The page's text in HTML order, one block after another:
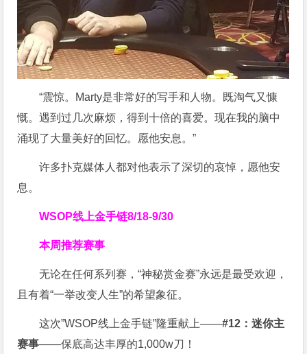
“震惊。Marty是非常好的写手和人物。既淘气又慷
慨。遇到过几次麻烦，得到十倍的喜爱。现在我的脑中
涌现了大量美好的回忆。愿他安息。”
许多扑克媒体人都对他表示了深切的哀悼，愿他安
息。
WSOP线上金手链8/18-9/30
本周推荐赛事
无论在任何系列赛，“神秘赏金赛”永远是最受欢迎，
且有着“一举改变人生”的希望象征。
这次”WSOP线上金手链”隆重献上——#12：迷你主
赛事——保底高达丰厚的1,000w刀！